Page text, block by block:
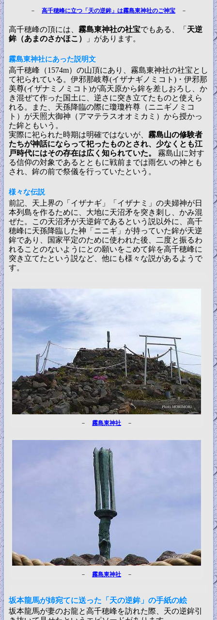
－高千穂峰に立つ「天の逆鉾」は霧島東神社のご神宝 －
高千穂峰の頂には、 霧島東神社の社宝でもある、「 天逆
鉾（あまのさかほこ）
」があります。
霧島東神社にあった説明文
高千穂峰（1574m）の山頂にあり、霧島東神社の社宝とし
て祀られている。伊邪那岐尊(イザナギノミコト)・伊邪那
美尊(イザナミノミコト)が高天原から鉾を差しおろし、か
き混ぜて作った国土に、逆さに突き立てたものと使えら
れる。また、天孫降臨の際に瓊瓊杵尊（ニニギノミコ
ト）が天照大御神（アマテラスオオミカミ）から授かっ
た鉾ともいう。
実際に祀られた時期は明確ではないが、 霧島山の修験者
たちが神話にならって祀ったものとされ、少なくとも江
戸時代にはその存在は広く知られていた。
霧島山に対す
る信仰の対象であるとともに戦前までは雨乞いの神とも
され、鉾の前で祭儀を行っていたという。
様々な伝説
前記、天上界の「イザナギ」「イザナミ」の夫婦神が日
本列島を作るために、大地に天沼矛を突き刺し、かみ混
ぜた。この天沼矛が天逆鉾であるという説以外に、高千
穂峰に天孫降臨した神「ニニギ」が持っていた鉾が天逆
鉾であり、国家平定のために使われた後、二度と振るわ
れることのないようにとの願いをこめて鉾を高千穂峰に
突き立てたという説など、他にも様々な説があるようで
す。
－ 霧島東神社－
－ 霧島東神社－
坂本龍馬が姉宛てに送った「天の逆鉾」の手紙の絵
坂本龍馬が妻のお龍と高千穂峰を訪れた際、天の逆鉾引